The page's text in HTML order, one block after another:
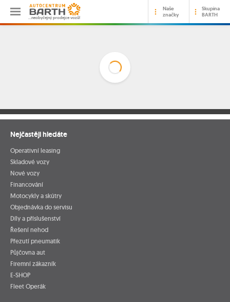
…neobyčejný prodejce vozů!
Naše
značky
Skupina
BARTH
Nejčastěji hledáte
Operativní leasing
Skladové vozy
Nové vozy
Financování
Motocykly a skútry
Objednávka do servisu
Díly a příslušenství
Řešení nehod
Přezutí pneumatik
Půjčovna aut
Firemní zákazník
E-SHOP
Fleet Operák